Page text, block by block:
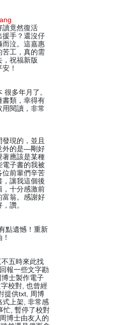
讀竟然復活
援手？還沒仔
而泣。這嘉惠
苦工，真的需
，祝福新版
！
多年月了。
書類，幸得有
閱讀，非常
現的，並且
外的是—剛好
著應該是某種
電子書的我被
位前輩們辛苦
，讓我這個後
，十分感激前
富翁。感謝好
讚。
點遺憾！重新
五時來此找
報一些文字勘
士製作電子
校對, 也曾經
提供txt, 周博
式上架, 非常感
忙, 暫停了校對
博士由友人的